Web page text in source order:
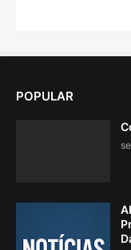
POPULAR